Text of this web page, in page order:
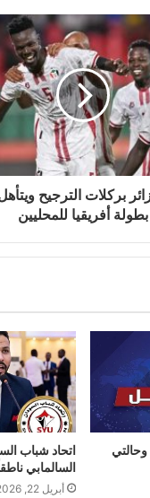
بركلات الترجيح
بطولة أفريقيا للمحليين
وحالتي
اتحاد شباب
السالمابي
أبريل 22, 2026